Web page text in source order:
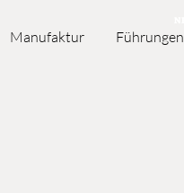
Manufaktur Führungen